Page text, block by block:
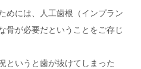
めには、人工歯根（インプラン
骨が必要だということをご存じ
というと歯が抜けてしまった